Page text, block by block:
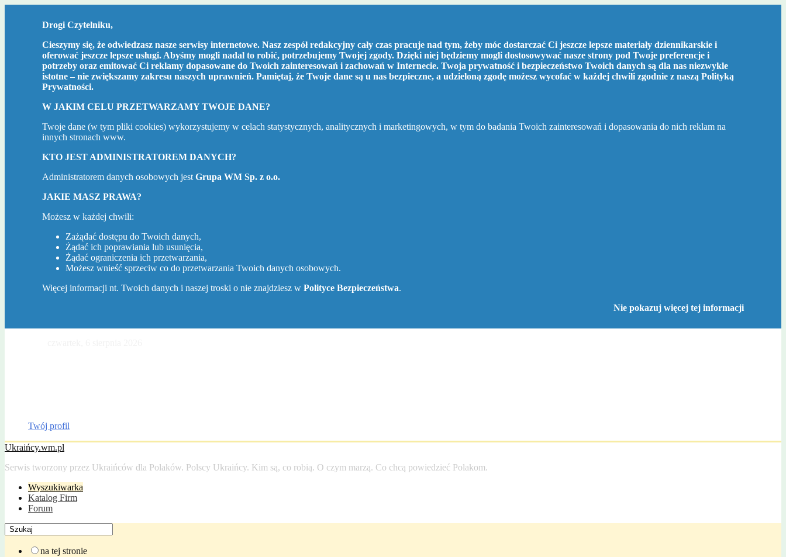
Drogi Czytelniku,
Cieszymy się, że odwiedzasz nasze serwisy internetowe. Nasz zespół redakcyjny cały czas pracuje nad tym, żeby móc dostarczać Ci jeszcze lepsze materiały dziennikarskie i
oferować jeszcze lepsze usługi. Abyśmy mogli nadal to robić, potrzebujemy Twojej zgody. Dzięki niej będziemy mogli dostosowywać nasze strony pod Twoje preferencje i
potrzeby oraz emitować Ci reklamy dopasowane do Twoich zainteresowań i zachowań w Internecie. Twoja prywatność i bezpieczeństwo Twoich danych są dla nas niezwykle
istotne – nie zwiększamy zakresu naszych uprawnień. Pamiętaj, że Twoje dane są u nas bezpieczne, a udzieloną zgodę możesz wycofać w każdej chwili zgodnie z naszą Polityką
Prywatności.
W JAKIM CELU PRZETWARZAMY TWOJE DANE?
Twoje dane (w tym pliki cookies) wykorzystujemy w celach statystycznych, analitycznych i marketingowych, w tym do badania Twoich zainteresowań i dopasowania do nich reklam na
innych stronach www.
KTO JEST ADMINISTRATOREM DANYCH?
Administratorem danych osobowych jest Grupa WM Sp. z o.o.
JAKIE MASZ PRAWA?
Możesz w każdej chwili:
Zażądać dostępu do Twoich danych,
Żądać ich poprawiania lub usunięcia,
Żądać ograniczenia ich przetwarzania,
Możesz wnieść sprzeciw co do przetwarzania Twoich danych osobowych.
Więcej informacji nt. Twoich danych i naszej troski o nie znajdziesz w Polityce Bezpieczeństwa.
Nie pokazuj więcej tej informacji
Twój profil
Ukraińcy.wm.pl
Serwis tworzony przez Ukraińców dla Polaków. Polscy Ukraińcy. Kim są, co robią. O czym marzą. Co chcą powiedzieć Polakom.
Wyszukiwarka
Katalog Firm
Forum
na tej stronie